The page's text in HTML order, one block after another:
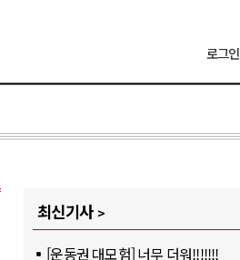
로그인
최신기사
[운동권 대모험] 너무 더워!!!!!!!